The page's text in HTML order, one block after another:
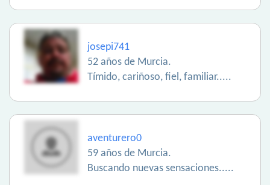
josepi741
52 años de Murcia.
Tímido, cariñoso, fiel, familiar.....
aventurero0
59 años de Murcia.
Buscando nuevas sensaciones.....